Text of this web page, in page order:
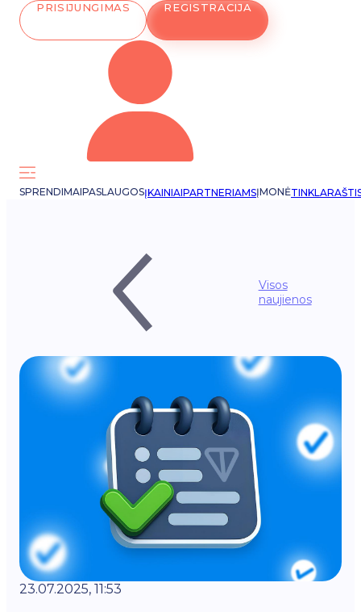
PRISIJUNGIMAS REGISTRACIJA
SPRENDIMAIPASLAUGOSĮKAINIAIPARTNERIAMSĮMONĖ
Visos
naujienos
23.07.2025, 11:53